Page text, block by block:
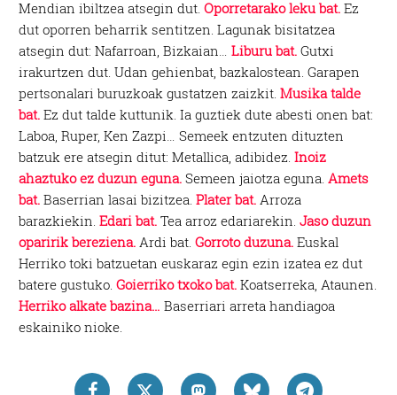
Mendian ibiltzea atsegin dut.Oporretarako leku bat. Ez
dut oporren beharrik sentitzen. Lagunak bisitatzea
atsegin dut: Nafarroan, Bizkaian…Liburu bat. Gutxi
irakurtzen dut. Udan gehienbat, bazkalostean. Garapen
pertsonalari buruzkoak gustatzen zaizkit.Musika talde
bat. Ez dut talde kuttunik. Ia guztiek dute abesti onen bat:
Laboa, Ruper, Ken Zazpi… Semeek entzuten dituzten
batzuk ere atsegin ditut: Metallica, adibidez.Inoiz
ahaztuko ez duzun eguna. Semeen jaiotza eguna.Amets
bat. Baserrian lasai bizitzea.Plater bat. Arroza
barazkiekin.Edari bat. Tea arroz edariarekin.Jaso duzun
oparirik bereziena. Ardi bat.Gorroto duzuna. Euskal
Herriko toki batzuetan euskaraz egin ezin izatea ez dut
batere gustuko.Goierriko txoko bat. Koatserreka, Ataunen.
Herriko alkate bazina… Baserriari arreta handiagoa
eskainiko nioke.